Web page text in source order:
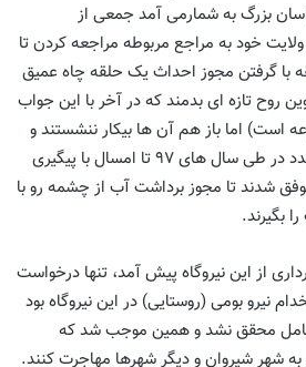
بزرگ به شمارمی آمد جمعی از
خود به مراجع مربوطه مراجعه کردن تا
با گرفتن مجوز احداث یک حلقه چاه عمیق
روح تازه ای بدمند که در آخر با این جواب
است) اما باز هم آن ها بیکار ننشستند و
پس از نامه نگاری های متعدد در طی سال های ٩٧ تا امسال با پیگیری
شدند تا مجوز برداشت آب از چشمه رو با
بگیرند.
از این نیروگاه پیش آمد، تنها درخواست
نیرو بومی (روستایی) در این نیروگاه بود
محقق نشد و همین موجب شد که
شهر شیروان و دیگر شهرها مهاجرت کنند.